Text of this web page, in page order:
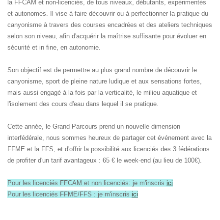
la FFCAM et non-licenciés, de tous niveaux, débutants, expérimentés
et autonomes. Il vise à faire découvrir ou à perfectionner la pratique du
canyonisme à travers des courses encadrées et des ateliers techniques
selon son niveau, afin d'acquérir la maîtrise suffisante pour évoluer en
sécurité et in fine, en autonomie.
Son objectif est de permettre au plus grand nombre de découvrir le
canyonisme, sport de pleine nature ludique et aux sensations fortes,
mais aussi engagé à la fois par la verticalité, le milieu aquatique et
l'isolement des cours d'eau dans lequel il se pratique.
Cette année, le Grand Parcours prend un nouvelle dimension
interfédérale, nous sommes heureux de partager cet événement avec la
FFME et la FFS, et d'offrir la possibilité aux licenciés des 3 fédérations
de profiter d'un tarif avantageux : 65 € le week-end (au lieu de 100€).
Pour les licenciés FFCAM et non licenciés: je m'inscris ici
Pour les licenciés FFME/FFS : je m'inscris ici